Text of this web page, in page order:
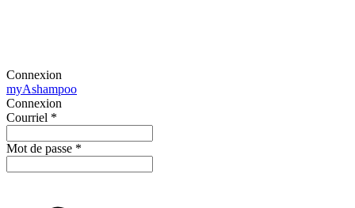
Connexion
myAshampoo
Connexion
Courriel *
Mot de passe *